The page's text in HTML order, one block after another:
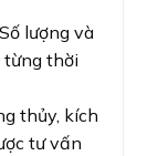
lượng và
từng thời
thủy, kích
tư vấn